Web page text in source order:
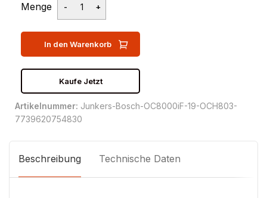
Menge
In den Warenkorb
Kaufe Jetzt
Artikelnummer: Junkers-Bosch-OC8000iF-19-OCH803-
7739620754830
Beschreibung Technische Daten